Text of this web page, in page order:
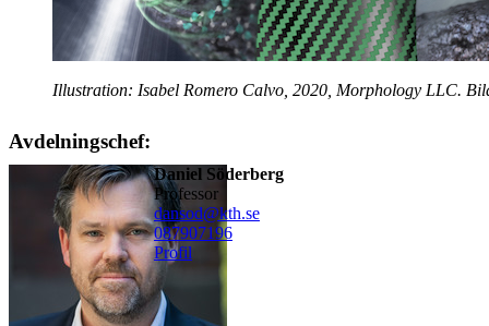
Illustration: Isabel Romero Calvo, 2020, Morphology LLC.
Avdelningschef:
Daniel Söderberg
professor
dansod@kth.se
087907196
Profil